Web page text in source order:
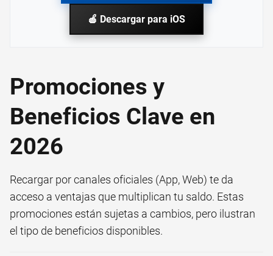
🍎 Descargar para iOS
Promociones y
Beneficios Clave en
2026
Recargar por canales oficiales (App, Web) te da
acceso a ventajas que multiplican tu saldo. Estas
promociones están sujetas a cambios, pero ilustran
el tipo de beneficios disponibles.